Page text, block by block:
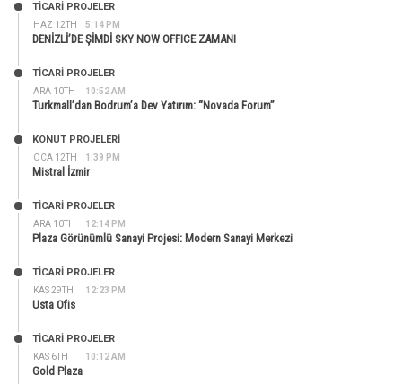
HAZ 12TH 5:14 PM
TİCARİ PROJELER
DENİZLİ’DE ŞİMDİ SKY NOW OFFICE ZAMANI
ARA 10TH 10:52 AM
TİCARİ PROJELER
Turkmall’dan Bodrum’a Dev Yatırım: “Novada Forum”
OCA 12TH 1:39 PM
KONUT PROJELERI
Mistral İzmir
ARA 10TH 12:14 PM
TİCARİ PROJELER
Plaza Görünümlü Sanayi Projesi: Modern Sanayi Merkezi
KAS 29TH 12:23 PM
TİCARİ PROJELER
Usta Ofis
KAS 6TH 10:12 AM
TİCARİ PROJELER
Gold Plaza